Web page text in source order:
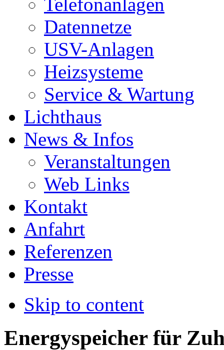
Datennetze
USV-Anlagen
Heizsysteme
Service & Wartung
Lichthaus
News & Infos
Veranstaltungen
Web Links
Kontakt
Anfahrt
Referenzen
Presse
Skip to content
Energyspeicher für